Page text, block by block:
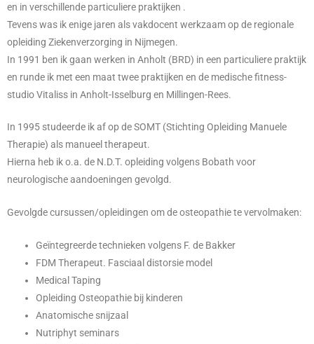
en in verschillende particuliere praktijken .
Tevens was ik enige jaren als vakdocent werkzaam op de regionale
opleiding Ziekenverzorging in Nijmegen.
In 1991 ben ik gaan werken in Anholt (BRD) in een particuliere praktijk
en runde ik met een maat twee praktijken en de medische fitness-
studio Vitaliss in Anholt-Isselburg en Millingen-Rees.
In 1995 studeerde ik af op de SOMT (Stichting Opleiding Manuele
Therapie) als manueel therapeut.
Hierna heb ik o.a. de N.D.T. opleiding volgens Bobath voor
neurologische aandoeningen gevolgd.
Gevolgde cursussen/opleidingen om de osteopathie te vervolmaken:
Geïntegreerde technieken volgens F. de Bakker
FDM Therapeut. Fasciaal distorsie model
Medical Taping
Opleiding Osteopathie bij kinderen
Anatomische snijzaal
Nutriphyt seminars